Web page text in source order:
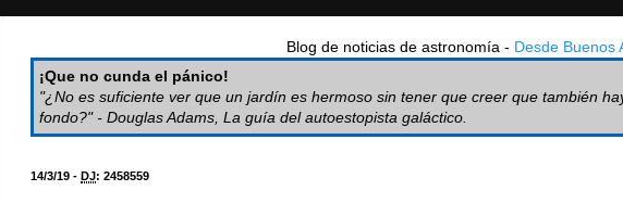
Blog de noticias de astronomía - Desde Buenos
¡Que no cunda el pánico!
"¿No es suficiente ver que un jardín es hermoso sin tener que creer que también
fondo?" - Douglas Adams, La guía del autoestopista galáctico.
14/3/19 - DJ: 2458559